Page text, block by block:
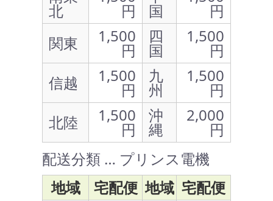
北 円 国
円
関東
1,500
円
四
国
1,500
円
信越
1,500
円
九
州
1,500
円
北陸
1,500
円
沖
縄
2,000
円
配送分類 … プリンス電機
地域
宅配便 地域 宅配便